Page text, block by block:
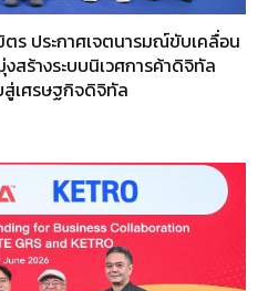
ประกาศเจตนารมณ์ขับเคลื่อน
สร้างระบบนิเวศการค้าดิจิทัล
สู่เศรษฐกิจดิจิทัล